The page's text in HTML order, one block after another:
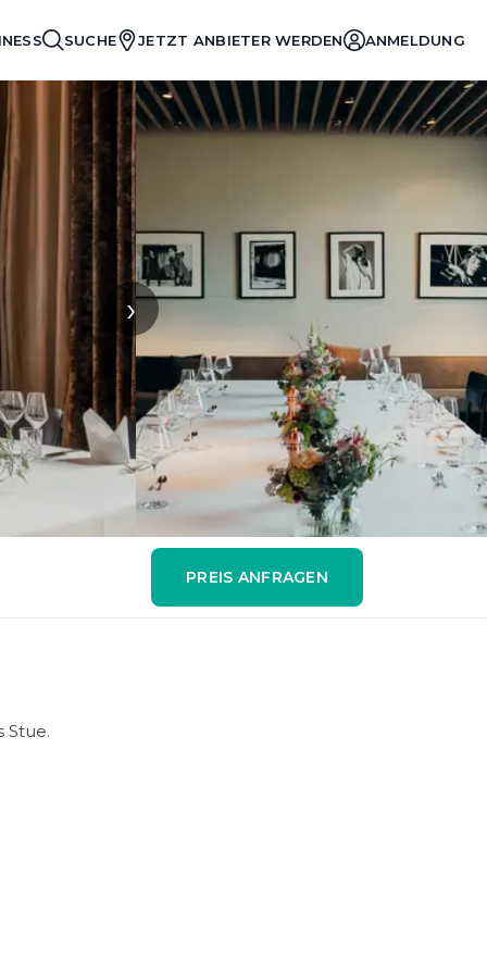
SUCHE JETZT ANBIETER WERDEN ANMELDUNG
›
PREIS ANFRAGEN
Stue.